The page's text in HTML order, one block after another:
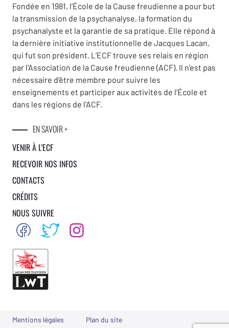
Fondée en 1981, l’École de la Cause freudienne a pour but
la transmission de la psychanalyse, la formation du
psychanalyste et la garantie de sa pratique. Elle répond à
la dernière initiative institutionnelle de Jacques Lacan,
qui fut son président. L’ECF trouve ses relais en région
par l’Association de la Cause freudienne (ACF). Il n’est pas
nécessaire d’être membre pour suivre les
enseignements et participer aux activités de l’École et
dans les régions de l’ACF.
EN SAVOIR +
VENIR À L’ECF
RECEVOIR NOS INFOS
CONTACTS
CRÉDITS
NOUS SUIVRE
Mentions légales Plan du site